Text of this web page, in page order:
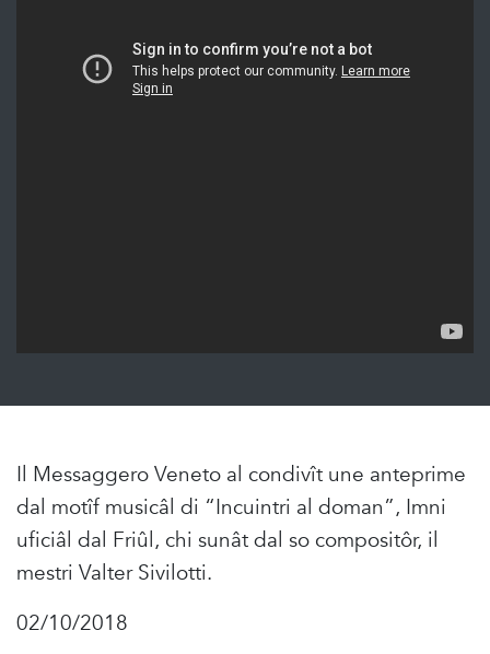
Il Messaggero Veneto al condivît une anteprime
dal motîf musicâl di “Incuintri al doman”, Imni
uficiâl dal Friûl, chi sunât dal so compositôr, il
mestri Valter Sivilotti.
02/10/2018